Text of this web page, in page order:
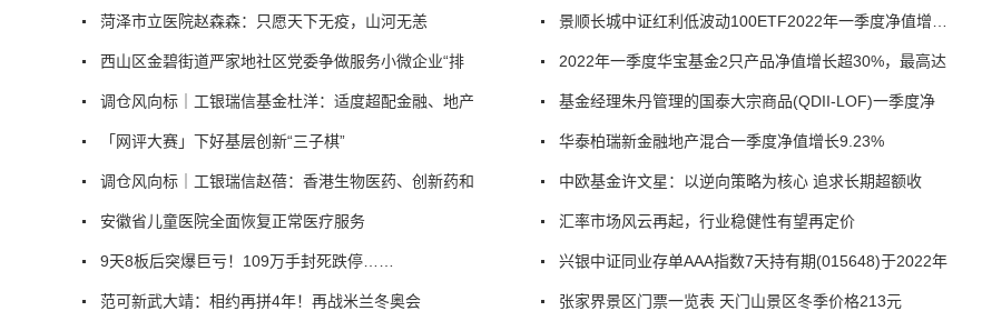
菏泽市立医院赵森森：只愿天下无疫，山河无恙
西山区金碧街道严家地社区党委争做服务小微企业“排
调仓风向标｜工银瑞信基金杜洋：适度超配金融、地产
「网评大赛」下好基层创新“三子棋”
调仓风向标｜工银瑞信赵蓓：香港生物医药、创新药和
安徽省儿童医院全面恢复正常医疗服务
9天8板后突爆巨亏！109万手封死跌停……
范可新武大靖：相约再拼4年！再战米兰冬奥会
2022年一季度华宝基金2只产品净值增长超30%，最高达
基金经理朱丹管理的国泰大宗商品(QDII-LOF)一季度净
华泰柏瑞新金融地产混合一季度净值增长9.23%
中欧基金许文星：以逆向策略为核心 追求长期超额收
汇率市场风云再起，行业稳健性有望再定价
兴银中证同业存单AAA指数7天持有期(015648)于2022年
张家界景区门票一览表 天门山景区冬季价格213元